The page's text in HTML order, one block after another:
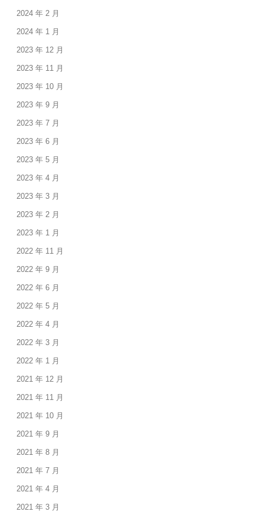
2024 年 2 月
2024 年 1 月
2023 年 12 月
2023 年 11 月
2023 年 10 月
2023 年 9 月
2023 年 7 月
2023 年 6 月
2023 年 5 月
2023 年 4 月
2023 年 3 月
2023 年 2 月
2023 年 1 月
2022 年 11 月
2022 年 9 月
2022 年 6 月
2022 年 5 月
2022 年 4 月
2022 年 3 月
2022 年 1 月
2021 年 12 月
2021 年 11 月
2021 年 10 月
2021 年 9 月
2021 年 8 月
2021 年 7 月
2021 年 4 月
2021 年 3 月